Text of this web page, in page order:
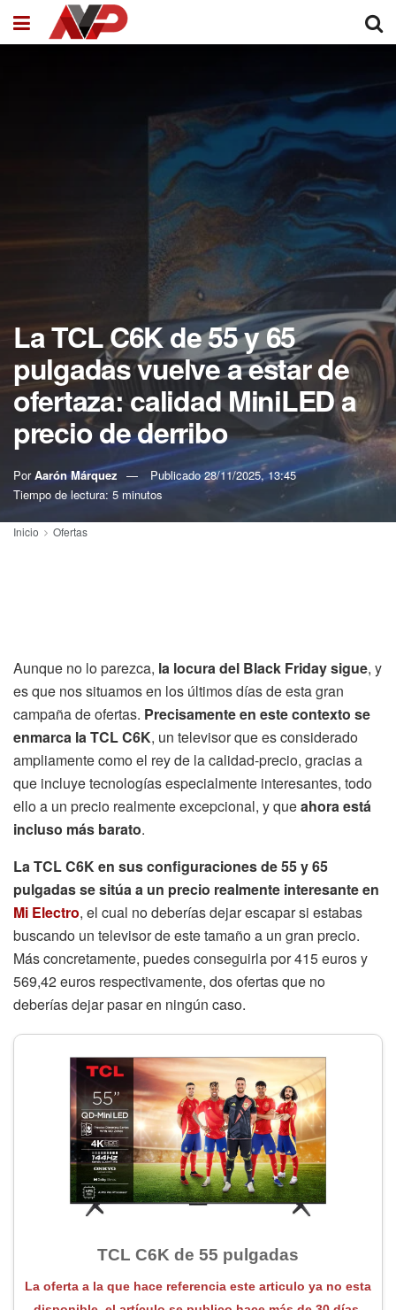
La TCL C6K de 55 y 65
pulgadas vuelve a estar de
ofertaza: calidad MiniLED a
precio de derribo
Por Aarón Márquez Publicado28/11/2025, 13:45
Tiempo de lectura: 5 minutos
Inicio Ofertas
Aunque no lo parezca, la locura del Black Friday sigue, y
es que nos situamos en los últimos días de esta gran
campaña de ofertas. Precisamente en este contexto se
enmarca la TCL C6K, un televisor que es considerado
ampliamente como el rey de la calidad-precio, gracias a
que incluye tecnologías especialmente interesantes, todo
ello a un precio realmente excepcional, y queahora está
incluso más barato.
La TCL C6K en sus configuraciones de 55 y 65
pulgadas se sitúa a un precio realmente interesante en
Mi Electro, el cual no deberías dejar escapar si estabas
buscando un televisor de este tamaño a un gran precio.
Más concretamente, puedes conseguirla por 415 euros y
569,42 euros respectivamente, dos ofertas que no
deberías dejar pasar en ningún caso.
TCL C6K de 55 pulgadas
La oferta a la que hace referencia este articulo ya no esta